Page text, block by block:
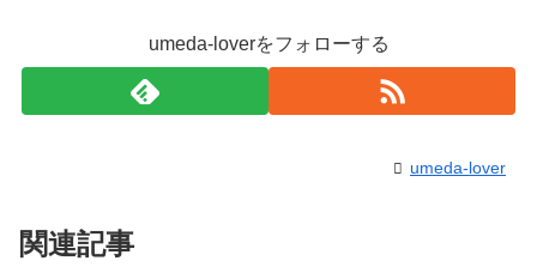
umeda-loverをフォローする
umeda-lover
関連記事